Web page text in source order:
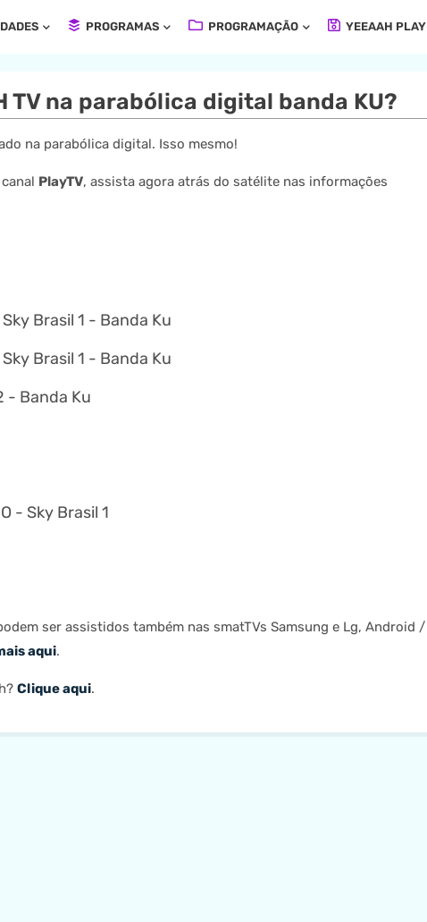
PROGRAMAS PROGRAMAÇÃO YEEAAH PLAY
TV na parabólica digital banda KU?
na parabólica digital. Isso mesmo!
PlayTV, assista agora atrás do satélite nas informações
Brasil 1 - Banda Ku
Brasil 1 - Banda Ku
- Banda Ku
- Sky Brasil 1
ser assistidos também nas smatTVs Samsung e Lg, Android /
aqui.
Clique aqui.